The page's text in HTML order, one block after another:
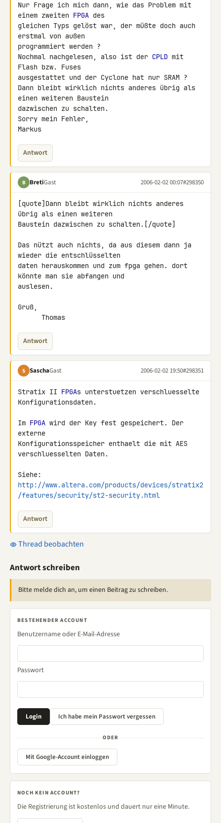
Nur Frage ich mich dann, wie das Problem mit
einem zweiten FPGA des
gleichen Typs gelöst war, der müßte doch auch
erstmal von außen
programmiert werden ?
Nochmal nachgelesen, also ist der CPLD mit
Flash bzw. Fuses
ausgestattet und der Cyclone hat nur SRAM ?
Dann bleibt wirklich nichts anderes übrig als
einen weiteren Baustein
dazwischen zu schalten.
Sorry mein Fehler,
Markus
Antwort
B BretiGast 2006-02-02 00:07#298350
[quote]Dann bleibt wirklich nichts anderes
übrig als einen weiteren
Baustein dazwischen zu schalten.[/quote]
Das nützt auch nichts, da aus diesem dann ja
wieder die entschlüsselten
daten herauskommen und zum fpga gehen. dort
könnte man sie abfangen und
auslesen.
Gruß,
      Thomas
Antwort
S SaschaGast 2006-02-02 19:50#298351
Stratix II FPGAs unterstuetzen verschluesselte
Konfigurationsdaten.
Im FPGA wird der Key fest gespeichert. Der
externe
Konfigurationsspeicher enthaelt die mit AES
verschluesselten Daten.
http://www.altera.com/products/devices/stratix2
/features/security/st2-security.html
Antwort
Thread beobachten
Antwort schreiben
Bitte melde dich an, um einen Beitrag zu schreiben.
BESTEHENDER ACCOUNT
Benutzername oder E-Mail-Adresse
Passwort
ODER
Mit Google-Account einloggen
NOCH KEIN ACCOUNT?
Die Registrierung ist kostenlos und dauert nur eine Minute.